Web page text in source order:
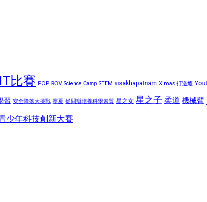
IT比賽 POP ROV Science Camp STEM visakhapatnam X'mas 打邊爐
習 安全降落大挑戰 寧夏 從問辯培養科學素質 星之女 星之子 柔道 機械臂
少年科技創新大賽